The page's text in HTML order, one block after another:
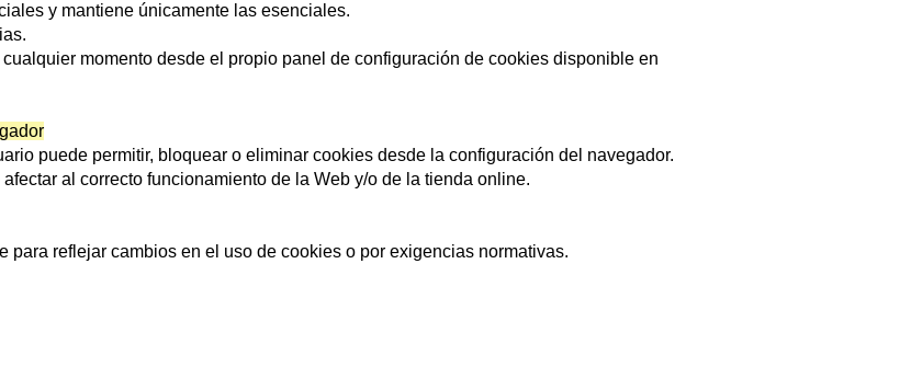
y mantiene únicamente las esenciales.
momento desde el propio panel de configuración de cookies disponible en
puede permitir, bloquear o eliminar cookies desde la configuración del navegador.
al correcto funcionamiento de la Web y/o de la tienda online.
para reflejar cambios en el uso de cookies o por exigencias normativas.